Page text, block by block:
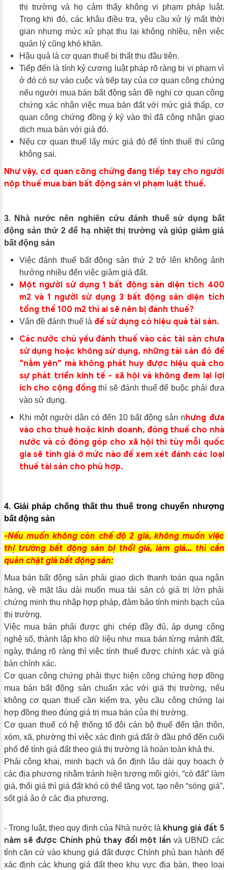
thị trường và họ cảm thấy không vi phạm pháp luật.
Trong khi đó, các khâu điều tra, yêu cầu xử lý mất thời
gian nhưng mức xử phạt thu lại không nhiều, nên việc
quản lý cũng khó khăn.
Hậu quả là cơ quan thuế bị thất thu đầu tiên.
Tiếp đến là tính kỷ cương luật pháp rõ ràng bị vi phạm vì
ở đó có sự vào cuộc và tiếp tay của cơ quan công chứng
nếu người mua bán bất động sản đề nghị cơ quan công
chứng xác nhận việc mua bán đất với mức giá thấp, cơ
quan công chứng đồng ý ký vào thì đã công nhận giao
dịch mua bán với giá đó.
Nếu cơ quan thuế lấy mức giá đó để tính thuế thì cũng
không sai.
Như vậy, cơ quan công chứng đang tiếp tay cho người
nộp thuế mua bán bất động sản vi phạm luật thuế.
3. Nhà nước nên nghiên cứu đánh thuế sử dụng bất
động sản thứ 2 để hạ nhiệt thị trường và giúp giảm giá
bất động sản
Việc đánh thuế bất động sản thứ 2 trở lên không ảnh
hưởng nhiều đến việc giảm giá đất.
Một người sử dụng 1 bất động sản diện tích 400
m2 và 1 người sử dụng 3 bất động sản diện tích
tổng thể 100 m2 thì ai sẽ nên bị đánh thuế?
Vấn đề đánh thuế là để sử dụng có hiệu quả tài sản.
Các nước chủ yếu đánh thuế vào các tài sản chưa
sử dụng hoặc không sử dụng, những tài sản đó để
“nằm yên” mà không phát huy được hiệu quả cho
sự phát triển kinh tế - xã hội và không đem lại lợi
ích cho cộng đồngthì sẽ đánh thuế để buộc phải đưa
vào sử dụng.
Khi một người dân có đến 10 bất động sản nhưng đưa
vào cho thuê hoặc kinh doanh, đóng thuế cho nhà
nước và có đóng góp cho xã hội thì tùy mỗi quốc
gia sẽ tính giá ở mức nào để xem xét đánh các loại
thuế tài sản cho phù hợp.
4. Giải pháp chống thất thu thuế trong chuyển nhượng
bất động sản
-Nếu muốn không còn chế độ 2 giá, không muốn việc
thị trường bất động sản bị thổi giá, làm giá… thì cần
quản chặt giá bất động sản:
Mua bán bất động sản phải giao dịch thanh toán qua ngân
hàng, về mặt lâu dài muốn mua tài sản có giá trị lớn phải
chứng minh thu nhập hợp pháp, đảm bảo tính minh bạch của
thị trường.
Việc mua bán phải được ghi chép đầy đủ, áp dụng công
nghệ số, thành lập kho dữ liệu như mua bán từng mảnh đất,
ngày, tháng rõ ràng thì việc tính thuế được chính xác và giá
bán chính xác.
Cơ quan công chứng phải thực hiện công chứng hợp đồng
mua bán bất động sản chuẩn xác với giá thị trường, nếu
không cơ quan thuế cần kiểm tra, yêu cầu công chứng lại
hợp đồng theo đúng giá trị mua bán của thị trường.
Cơ quan thuế có hệ thống tổ đội cán bộ thuế đến tận thôn,
xóm, xã, phường thì việc xác định giá đất ở đầu phố đến cuối
phố để tính giá đất theo giá thị trường là hoàn toàn khả thi.
Phải công khai, minh bạch và ổn định lâu dài quy hoạch ở
các địa phương nhằm tránh hiện tượng môi giới, “cò đất” làm
giá, thổi giá thì giá đất khó có thể tăng vọt, tạo nên “sóng giá”,
sốt giá ảo ở các địa phương.
- Trong luật, theo quy định của Nhà nước là khung giá đất 5
năm sẽ được Chính phủ thay đổi một lần và UBND các
tỉnh căn cứ vào khung giá đất được Chính phủ ban hành để
xác định các khung giá đất theo khu vực địa bàn, theo loại